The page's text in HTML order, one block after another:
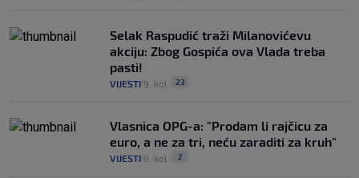
Selak Raspudić traži Milanovićevu
akciju: Zbog Gospića ova Vlada treba
pasti!
VIJESTI 9. kol. 23
Vlasnica OPG-a: "Prodam li rajčicu za
euro, a ne za tri, neću zaraditi za kruh"
VIJESTI 9. kol. 2